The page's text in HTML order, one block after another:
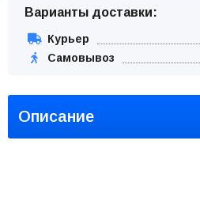
Варианты доставки:
Курьер
Самовывоз
Описание